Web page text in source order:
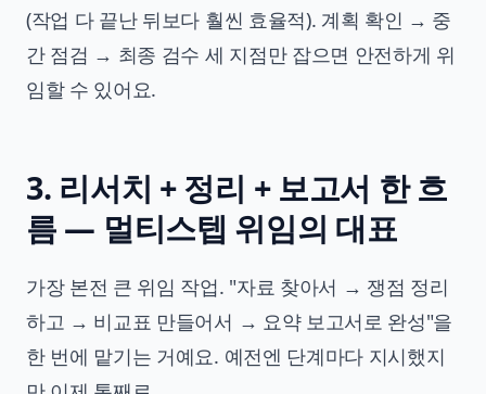
(작업 다 끝난 뒤보다 훨씬 효율적). 계획 확인 → 중
간 점검 → 최종 검수 세 지점만 잡으면 안전하게 위
임할 수 있어요.
3. 리서치 + 정리 + 보고서 한 흐
름 — 멀티스텝 위임의 대표
가장 본전 큰 위임 작업. "자료 찾아서 → 쟁점 정리
하고 → 비교표 만들어서 → 요약 보고서로 완성"을
한 번에 맡기는 거예요. 예전엔 단계마다 지시했지